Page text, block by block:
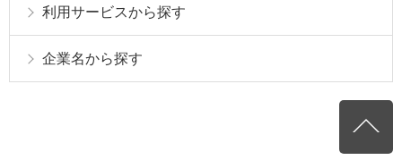
利用サービスから探す
企業名から探す